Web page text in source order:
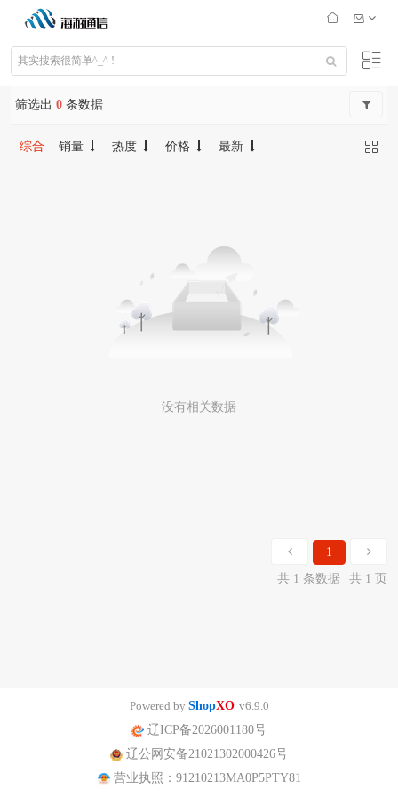
筛选出 0 条数据
综合 销量 热度 价格 最新
没有相关数据
1
共 1 条数据
共 1 页
Powered by ShopXO v6.9.0
辽ICP备2026001180号
辽公网安备21021302000426号
营业执照：91210213MA0P5PTY81